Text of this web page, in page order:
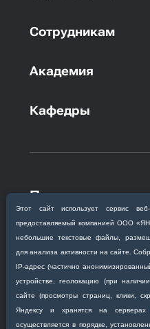
Этот сайт использует сервис
предоставляемый компанией ООО
небольшие текстовые файлы,
для анализа активности на сайте.
IP‑адрес (частично
устройстве, геолокацию (при
сайте (просмотры страниц, клики,
Яндексу и хранятся на
осуществляется в порядке,
Сотрудникам
Академия
Кафедры
Приемная
Благовещенск,
+7 (4162)
Сведения об
организации